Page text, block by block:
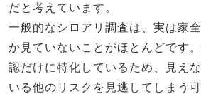
だと考えています。
一般的なシロアリ調査は、実は家
か見ていないことがほとんどです
認だけに特化しているため、見え
いる他のリスクを見逃してしまう